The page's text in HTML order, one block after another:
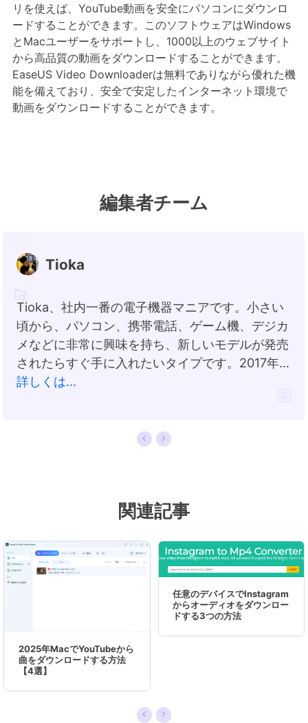
リを使えば、YouTube動画を安全にパソコンにダウンロ
ードすることができます。このソフトウェアはWindows
とMacユーザーをサポートし、1000以上のウェブサイト
から高品質の動画をダウンロードすることができます。
EaseUS Video Downloaderは無料でありながら優れた機
能を備えており、安全で安定したインターネット環境で
動画をダウンロードすることができます。
編集者チーム
Tioka
Tioka、社内一番の電子機器マニアです。小さい
頃から、パソコン、携帯電話、ゲーム機、デジカ
メなどに非常に興味を持ち、新しいモデルが発売
されたらすぐ手に入れたいタイプです。2017年か
らEaseUS Softwareに加入し、大興味をもって
プ、ディスククローン、パーティション・ディス
の方法、SSD換装の方法やディスクの最適化方法
点（2019年8月21日）まで、彼が書いた記事の閲
覧数はなんと550万回に突破！つまり、日本のユ
ーザーは、合計5,500,000回彼の記事を読んで問
題を解決しました。仕事や記事作成以外、彼は大
部分の時間をタブレット・スマホを弄ること、ゲ
ーミングなどに使っている男の子です。…
詳しくは...
関連記事
2025年MacでYouTubeから
曲をダウンロードする方法
【4選】
任意のデバイスでInstagram
からオーディオをダウンロー
ドする3つの方法